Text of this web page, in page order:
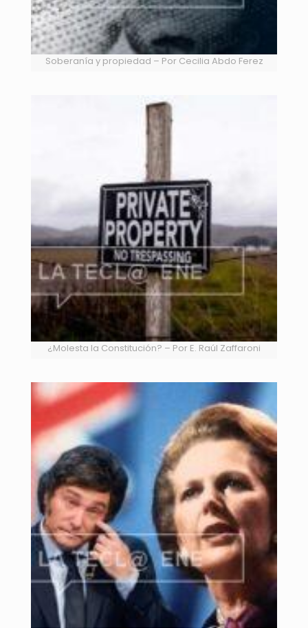
Soberanía y propiedad – Por Cecilia Abdo Ferez
¿Molesta la Constitución? – Por E. Raúl Zaffaroni